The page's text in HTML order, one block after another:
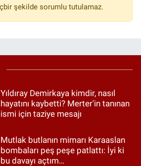
şekilde sorumlu tutulamaz.
Yıldıray Demirkaya kimdir, nasıl
hayatını kaybetti? Merter'in tanınan
ismi için taziye mesajı
Mutlak butlanın mimarı Karaaslan
bombaları peş peşe patlattı: İyi ki
bu davayı açtım…